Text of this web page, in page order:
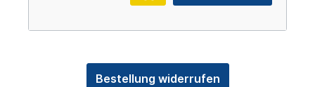
Bestellung widerrufen